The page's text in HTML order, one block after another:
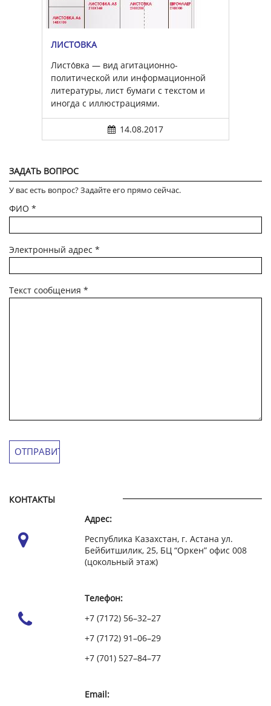
ЛИСТО́ВКА
Листо́вка — вид агитационно-
политической или информационной
литературы, лист бумаги с текстом и
иногда с иллюстрациями.
14.08.2017
ЗАДАТЬ ВОПРОС
У вас есть вопрос? Задайте его прямо сейчас.
ФИО *
Электронный адрес *
Текст сообщения *
КОНТАКТЫ
Адрес:
Республика Казахстан, г. Астана ул.
Бейбитшилик, 25, БЦ “Оркен” офис 008
(цокольный этаж)
Телефон:
+7 (7172) 56–32–27
+7 (7172) 91–06–29
+7 (701) 527–84–77
Email: